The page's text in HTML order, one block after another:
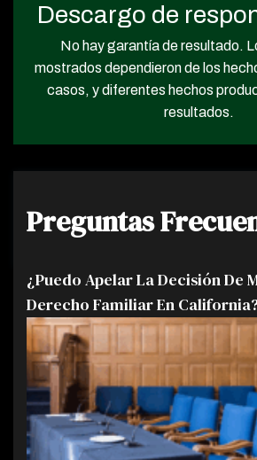
Descargo de
No hay garantía de resultado.
mostrados dependieron de los
casos, y diferentes hechos
resultados.
Preguntas
¿Puedo Apelar La Decisión De
Derecho Familiar En